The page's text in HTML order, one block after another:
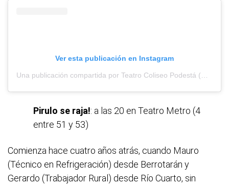
Ver esta publicación en Instagram
Pirulo se raja!: a las 20 en Teatro Metro (4
entre 51 y 53)
Comienza hace cuatro años atrás, cuando Mauro
(Técnico en Refrigeración) desde Berrotarán y
Gerardo (Trabajador Rural) desde Río Cuarto, sin